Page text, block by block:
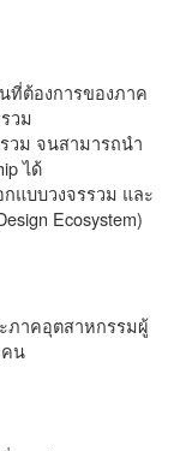
ที่ต้องการของภาค
วม
วม จนสามารถนำ
ได้
แบบวงจรรวม และ
Ecosystem)
ภาคอุตสาหกรรมผู้
น